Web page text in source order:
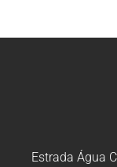
Estrada Água